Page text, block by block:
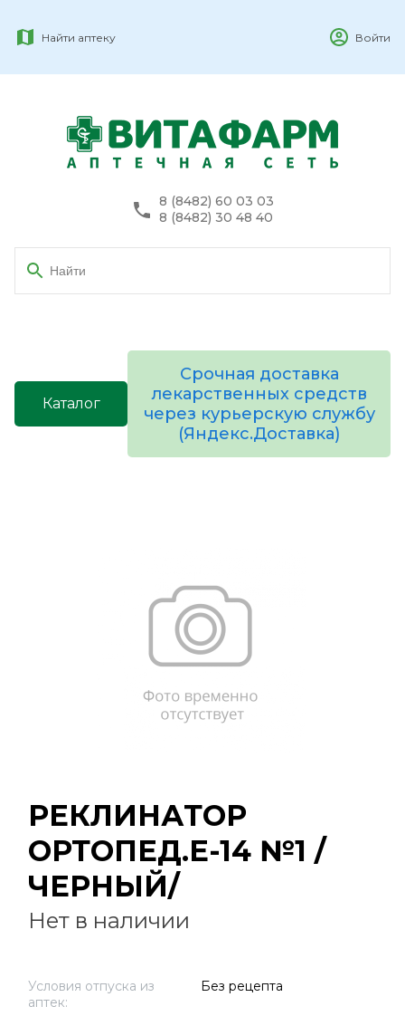
Найти аптеку Войти
8 (8482) 60 03 03
8 (8482) 30 48 40
Каталог
Срочная доставка
лекарственных средств
через курьерскую службу
(Яндекс.Доставка)
РЕКЛИНАТОР
ОРТОПЕД.Е-14 №1 /
ЧЕРНЫЙ/
Нет в наличии
Условия отпуска из
аптек:
Без рецепта